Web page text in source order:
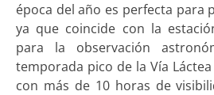
época del año es perfecta para
ya que coincide con la
para la observación
temporada pico de la Vía
con más de 10 horas de